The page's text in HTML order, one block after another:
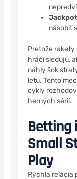
násobiť
Pretože rakety
hráči sledujú,
náhly šok
letu. Tento
cykly
herných sérií.
Betting
Small
Play
Rýchla relácia